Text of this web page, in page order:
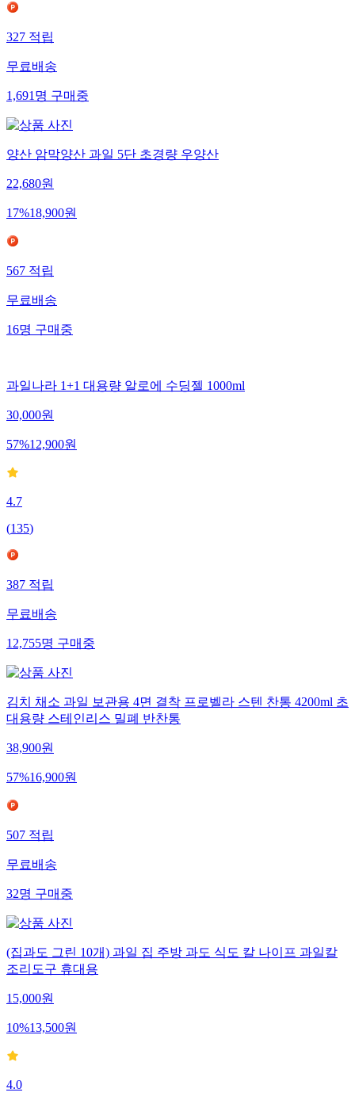
327 적립
무료배송
1,691 명 구매중
양산 암막양산 과일 5단 초경량 우양산
22,680원
17%18,900원
567 적립
무료배송
16명 구매중
과일나라 1+1 대용량 알로에 수딩젤 1000ml
30,000원
57%12,900원
4.7
(135)
387 적립
무료배송
12,755명 구매중
김치 채소 과일 보관용 4면 결착 프로벨라 스텐 찬통 4200ml 초
대용량 스테인리스 밀폐 반찬통
38,900원
57%16,900원
507 적립
무료배송
32명 구매중
(집과도 그린 10개) 과일 집 주방 과도 식도 칼 나이프 과일칼
조리도구 휴대용
15,000원
10%13,500원
4.0